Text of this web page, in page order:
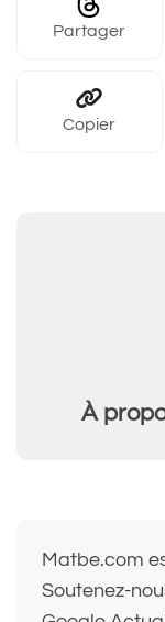
Partager
Copier
À
Matbe.com
Soutenez-